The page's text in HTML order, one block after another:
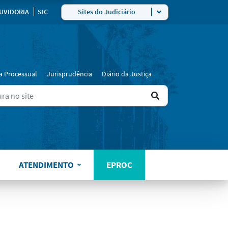
SIC Sites do Judiciário
Processual Jurisprudência Diário da Justiça
Ir
resultado
ATENDIMENTO EPROC